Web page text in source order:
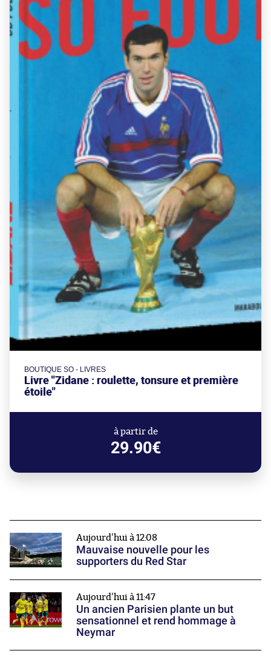
BOUTIQUE SO - LIVRES
Livre "Zidane : roulette, tonsure et première
étoile"
à partir de
29.90€
Aujourd'hui à 12:08
Mauvaise nouvelle pour les
supporters du Red Star
Aujourd'hui à 11:47
Un ancien Parisien plante un but
sensationnel et rend hommage à
Neymar